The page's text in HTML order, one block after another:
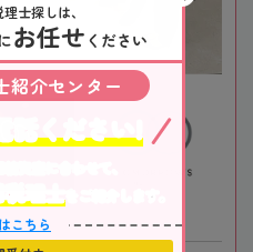
士探しは、
にお任せ ください
紹介センター
続資産に合わせて、
理士
をご紹介します。
こちら